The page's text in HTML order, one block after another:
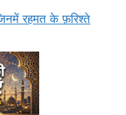
रहमत के फ़रिश्ते